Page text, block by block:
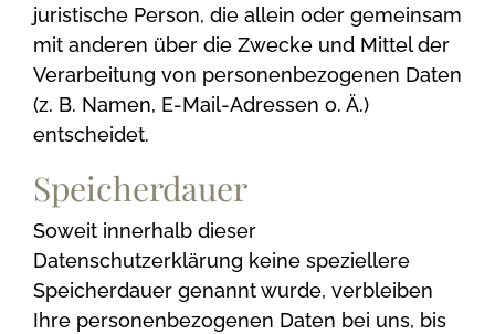
juristische Person, die allein oder gemeinsam
mit anderen über die Zwecke und Mittel der
Verarbeitung von personenbezogenen Daten
(z. B. Namen, E-Mail-Adressen o. Ä.)
entscheidet.
Speicherdauer
Soweit innerhalb dieser
Datenschutzerklärung keine speziellere
Speicherdauer genannt wurde, verbleiben
Ihre personenbezogenen Daten bei uns, bis